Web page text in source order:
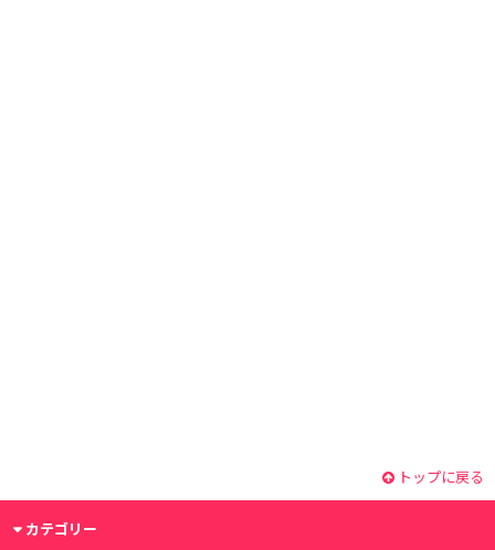
トップに戻る
カテゴリー